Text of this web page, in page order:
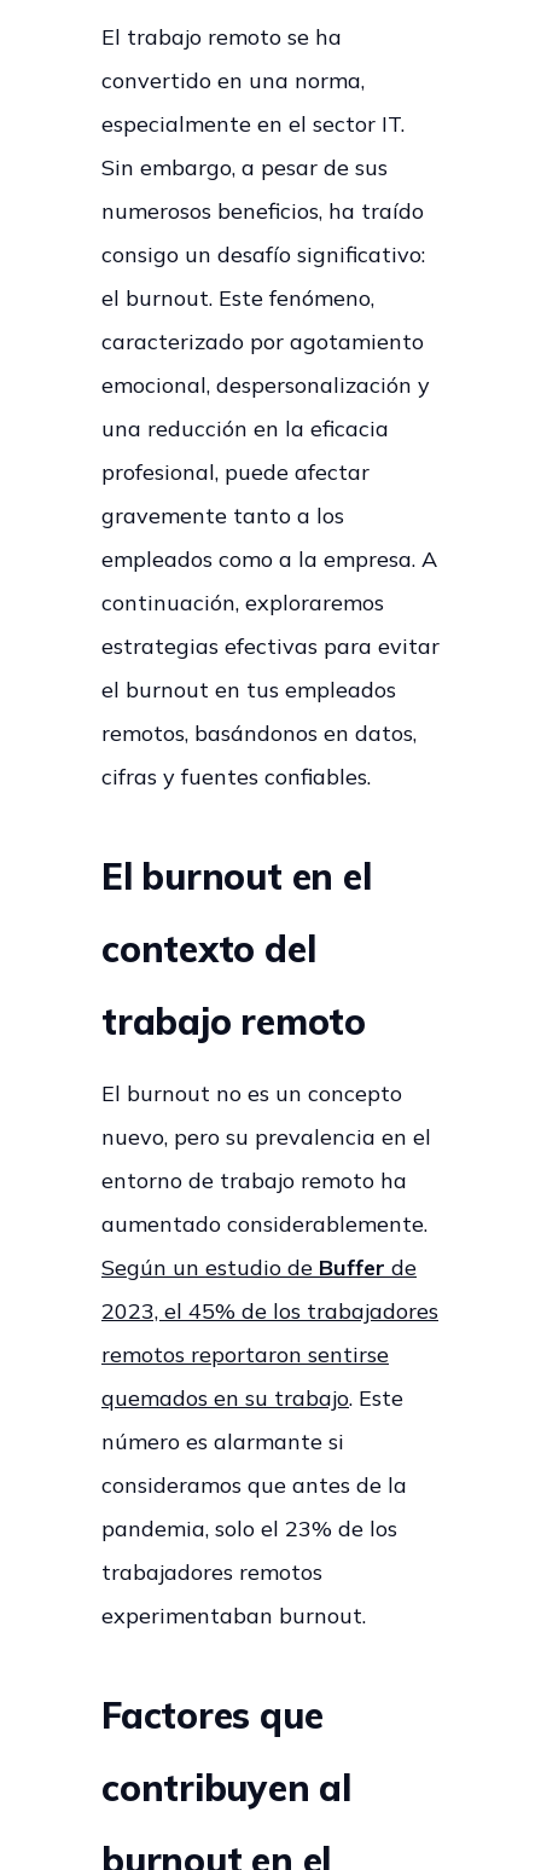
El trabajo remoto se ha
convertido en una norma,
especialmente en el sector IT.
Sin embargo, a pesar de sus
numerosos beneficios, ha traído
consigo un desafío significativo:
el burnout. Este fenómeno,
caracterizado por agotamiento
emocional, despersonalización y
una reducción en la eficacia
profesional, puede afectar
gravemente tanto a los
empleados como a la empresa. A
continuación, exploraremos
estrategias efectivas para evitar
el burnout en tus empleados
remotos, basándonos en datos,
cifras y fuentes confiables.
El burnout en el
contexto del
trabajo remoto
El burnout no es un concepto
nuevo, pero su prevalencia en el
entorno de trabajo remoto ha
aumentado considerablemente.
Según un estudio de Buffer de
2023, el 45% de los trabajadores
remotos reportaron sentirse
quemados en su trabajo. Este
número es alarmante si
consideramos que antes de la
pandemia, solo el 23% de los
trabajadores remotos
experimentaban burnout.
Factores que
contribuyen al
burnout en el